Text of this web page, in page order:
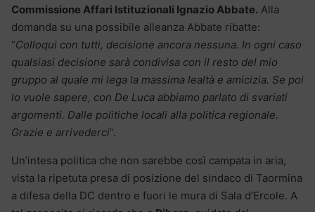
Commissione Affari Istituzionali Ignazio Abbate. Alla
domanda su una possibile alleanza Abbate ribatte:
“Colloqui con tutti, decisione ancora nessuna. In ogni caso
qualsiasi decisione sarà condivisa con il resto del mio
gruppo al quale mi lega la massima lealtà e amicizia. Se poi
lo vuole sapere, con De Luca abbiamo parlato di svariati
argomenti. Dalle politiche locali alla politica regionale.
Grazie e arrivederci“.
Un’intesa politica che non sarebbe così campata in aria,
vista la ripetuta presa di posizione del sindaco di Taormina
a difesa della DC dentro e fuori le mura di Sala d’Ercole. A